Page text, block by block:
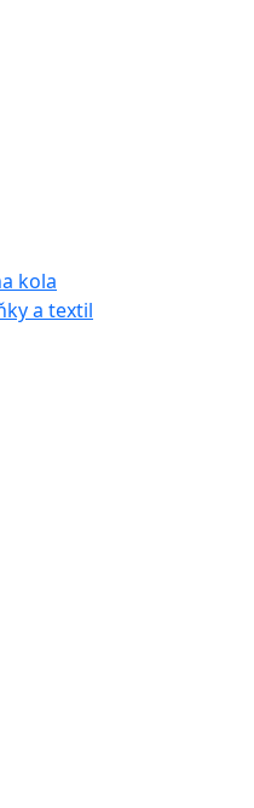
kola
a textil